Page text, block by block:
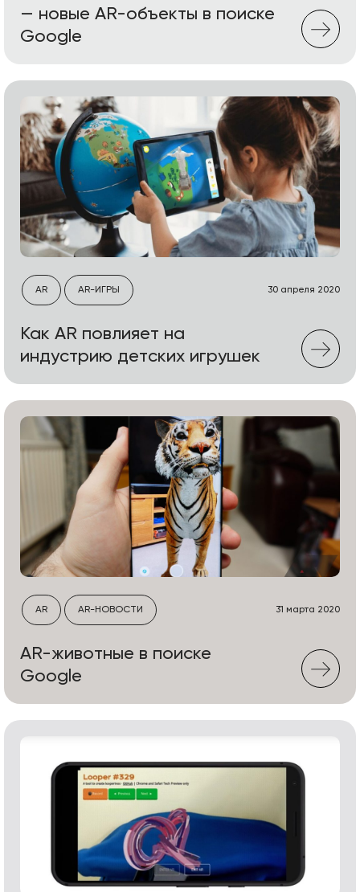
— новые AR-объекты в поиске
Google
AR AR-ИГРЫ 30 апреля 2020
Как AR повлияет на
индустрию детских игрушек
AR AR-НОВОСТИ 31 марта 2020
AR-животные в поиске
Google